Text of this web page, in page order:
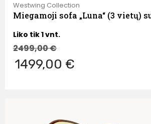
Westwing Collection
Miegamoji sofa „Luna“ (3 vietų)
Liko tik 1 vnt.
2499,00€
1499,00 €